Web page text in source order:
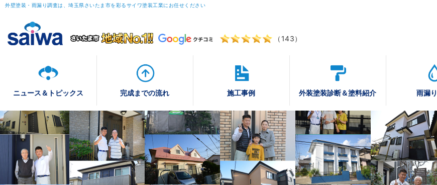
外壁塗装・雨漏り調査は、埼玉県さいたま市を彩るサイワ塗装工業にお任せください
（143）
ニュース＆トピックス 完成までの流れ 施工事例 外装塗装診断＆塗料紹介 雨漏